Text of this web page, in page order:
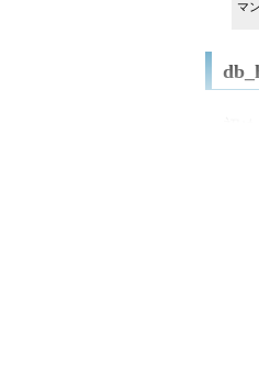
マ
「/